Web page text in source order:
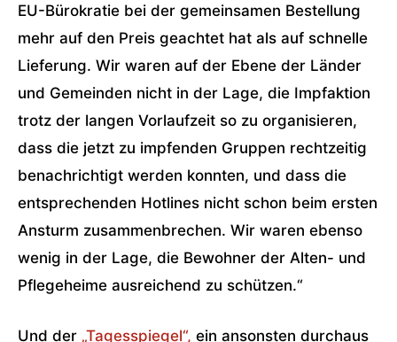
EU-Bürokratie bei der gemeinsamen Bestellung
mehr auf den Preis geachtet hat als auf schnelle
Lieferung. Wir waren auf der Ebene der Länder
und Gemeinden nicht in der Lage, die Impfaktion
trotz der langen Vorlaufzeit so zu organisieren,
dass die jetzt zu impfenden Gruppen rechtzeitig
benachrichtigt werden konnten, und dass die
entsprechenden Hotlines nicht schon beim ersten
Ansturm zusammenbrechen. Wir waren ebenso
wenig in der Lage, die Bewohner der Alten- und
Pflegeheime ausreichend zu schützen.“
Und der „Tagesspiegel“, ein ansonsten durchaus